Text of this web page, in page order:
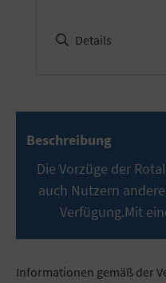
Details
Beschreibung
Die Vorzüge der
auch Nutzern
Verfügung.Mit
Informationen gemäß der